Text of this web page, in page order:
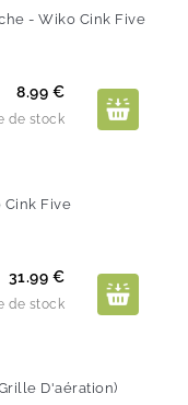
- Wiko Cink Five
Prix
8.99 €
de stock
Cink Five
Prix
31.99 €
de stock
D'aération)